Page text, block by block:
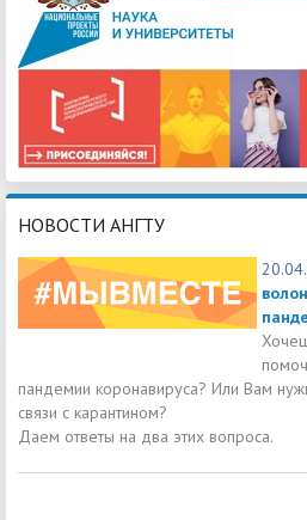
НОВОСТИ АНГТУ
пандемии коронавируса? Или Вам
связи с карантином?
Даем ответы на два этих вопроса.